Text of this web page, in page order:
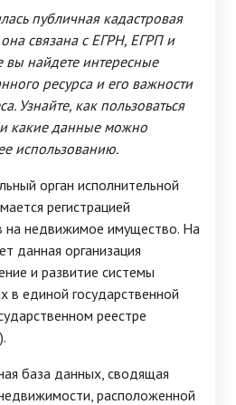
публичная кадастровая
связана с ЕГРН, ЕГРП и
вы найдете интересные
ресурса и его важности
Узнайте, как пользоваться
какие данные можно
использованию.
орган исполнительной
регистрацией
на недвижимое имущество. На
данная организация
и развитие системы
в единой государственной
реестре
база данных, сводящая
расположенной